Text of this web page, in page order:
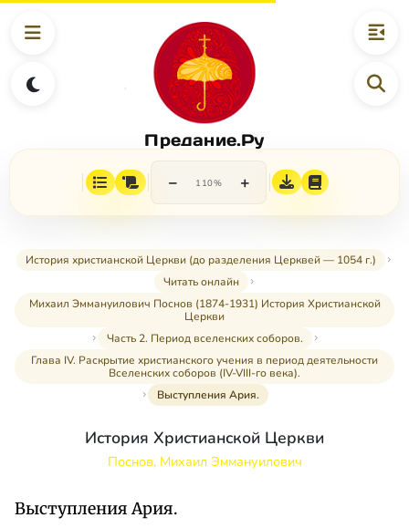
Предание.Ру
− 110% +
История христианской Церкви (до разделения Церквей — 1054 г.)
Читать онлайн
Михаил Эммануилович Поснов (1874-1931) История Христианской
Церкви
Часть 2. Период вселенских соборов.
Глава IV. Раскрытие христианского учения в период деятельности
Вселенских соборов (IV-VIII-го века).
Выступления Ария.
История Христианской Церкви
Поснов, Михаил Эммануилович
Выступления Ария.